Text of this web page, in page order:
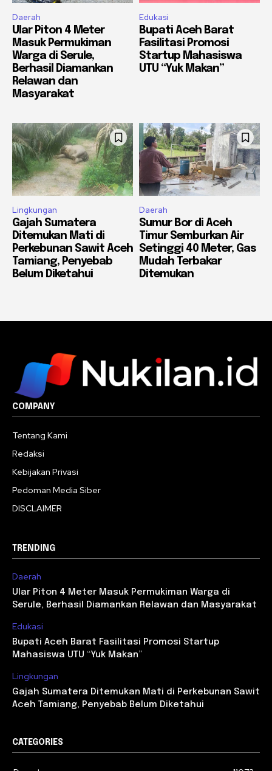
Daerah
Ular Piton 4 Meter
Masuk Permukiman
Warga di Serule,
Berhasil Diamankan
Relawan dan
Masyarakat
Edukasi
Bupati Aceh Barat
Fasilitasi Promosi
Startup Mahasiswa
UTU “Yuk Makan”
Lingkungan
Gajah Sumatera
Ditemukan Mati di
Perkebunan Sawit Aceh
Tamiang, Penyebab
Belum Diketahui
Daerah
Sumur Bor di Aceh
Timur Semburkan Air
Setinggi 40 Meter, Gas
Mudah Terbakar
Ditemukan
COMPANY
Tentang Kami
Redaksi
Kebijakan Privasi
Pedoman Media Siber
DISCLAIMER
TRENDING
Daerah
Ular Piton 4 Meter Masuk Permukiman Warga di
Serule, Berhasil Diamankan Relawan dan Masyarakat
Edukasi
Bupati Aceh Barat Fasilitasi Promosi Startup
Mahasiswa UTU “Yuk Makan”
Lingkungan
Gajah Sumatera Ditemukan Mati di Perkebunan Sawit
Aceh Tamiang, Penyebab Belum Diketahui
CATEGORIES